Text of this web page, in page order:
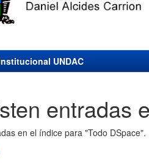
UNDAC
entradas
en el índice para "Todo DSpace".